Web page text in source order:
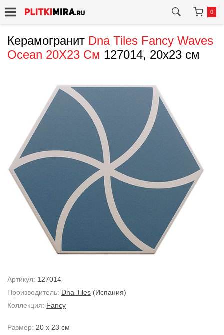
0
Керамогранит Dna Tiles Fancy Waves
Ocean 20X23 См 127014, 20x23 см
Артикул: 127014
Производитель: Dna Tiles (Испания)
Коллекция: Fancy
Размер: 20 x 23 см